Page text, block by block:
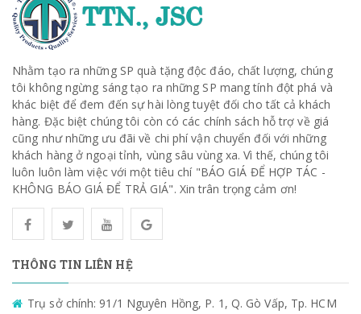
Nhằm tạo ra những SP quà tặng độc đáo, chất lượng, chúng
tôi không ngừng sáng tạo ra những SP mang tính đột phá và
khác biệt để đem đến sự hài lòng tuyệt đối cho tất cả khách
hàng. Đặc biệt chúng tôi còn có các chính sách hỗ trợ về giá
cũng như những ưu đãi về chi phí vận chuyển đối với những
khách hàng ở ngoại tỉnh, vùng sâu vùng xa. Vì thế, chúng tôi
luôn luôn làm việc với một tiêu chí "BÁO GIÁ ĐỂ HỢP TÁC -
KHÔNG BÁO GIÁ ĐỂ TRẢ GIÁ". Xin trân trọng cảm ơn!
THÔNG TIN LIÊN HỆ
Trụ sở chính: 91/1 Nguyên Hồng, P. 1, Q. Gò Vấp, Tp. HCM